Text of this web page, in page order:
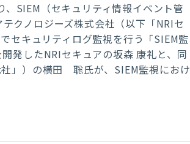
SIEM（セキュリティ情報イベント管
クノロジーズ株式会社（以下「NRIセ
セキュリティログ監視を行う「SIEM監
発したNRIセキュアの坂森 康礼と、同
」）の横田 聡氏が、SIEM監視におけ